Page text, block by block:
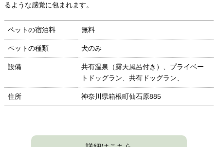
るような感覚に包まれます。
ペットの宿泊料 無料
ペットの種類 犬のみ
設備
共有温泉（露天風呂付き）、プライベー
トドッグラン、共有ドッグラン、
住所 神奈川県箱根町仙石原885